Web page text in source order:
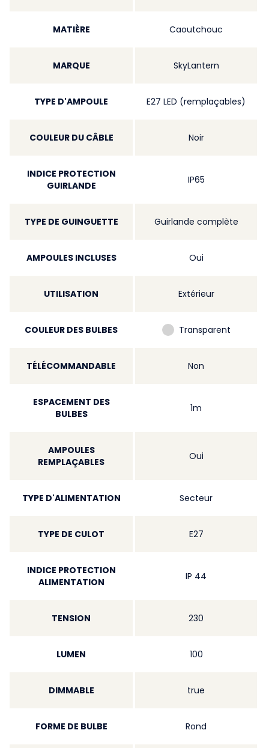
MATIÈRE Caoutchouc
MARQUE SkyLantern
TYPE D'AMPOULE E27 LED (remplaçables)
COULEUR DU CÂBLE Noir
INDICE PROTECTION
GUIRLANDE
IP65
TYPE DE GUINGUETTE Guirlande complète
AMPOULES INCLUSES Oui
UTILISATION Extérieur
COULEUR DES BULBES Transparent
TÉLÉCOMMANDABLE Non
ESPACEMENT DES
BULBES
1m
AMPOULES
REMPLAÇABLES
Oui
TYPE D'ALIMENTATION Secteur
TYPE DE CULOT E27
INDICE PROTECTION
ALIMENTATION
IP 44
TENSION 230
LUMEN 100
DIMMABLE true
FORME DE BULBE Rond